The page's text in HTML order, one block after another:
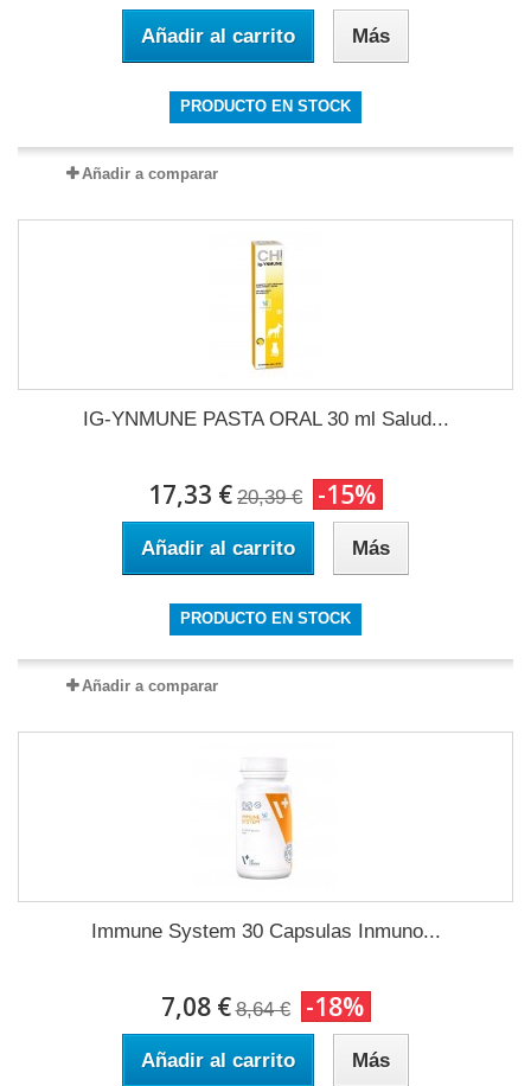
Añadir al carrito Más
PRODUCTO EN STOCK
Añadir a comparar
IG-YNMUNE PASTA ORAL 30 ml Salud...
17,33 € 20,39 € -15%
Añadir al carrito Más
PRODUCTO EN STOCK
Añadir a comparar
Immune System 30 Capsulas Inmuno...
7,08 € 8,64 € -18%
Añadir al carrito Más